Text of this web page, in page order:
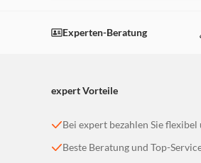
Einstellungen anpassen
Experten-Beratung
expert Vorteile
Bei expert bezahlen Sie
Beste Beratung und Top-